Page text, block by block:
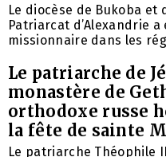
Le diocèse de Bukoba et
Patriarcat d’Alexandrie
missionnaire dans les
Le patriarche de
monastère de
orthodoxe russe
la fête de sainte
Le patriarche Théophile